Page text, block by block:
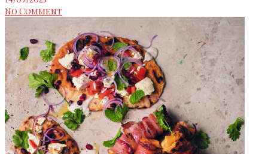
No Comment